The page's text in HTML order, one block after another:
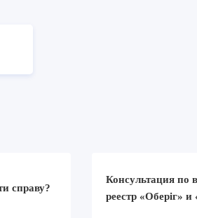
справу?
Консультация по
реестр «Оберіг» и